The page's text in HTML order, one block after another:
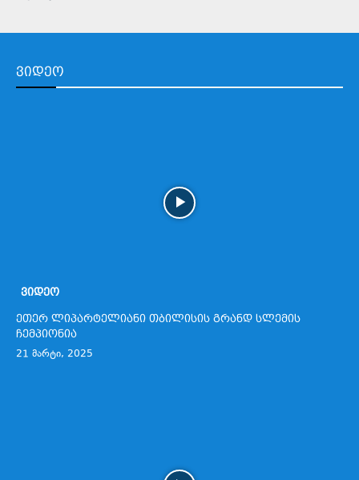
ᲕᲘᲓᲔᲝ
ᲕᲘᲓᲔᲝ
ეთერ ლიპარტელიანი თბილისის გრანდ სლემის
ჩემპიონია
21 მარტი, 2025